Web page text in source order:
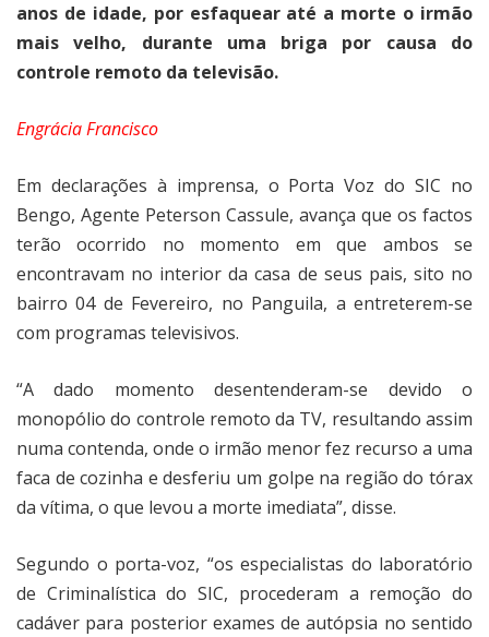
anos de idade, por esfaquear até a morte o irmão
mais velho, durante uma briga por causa do
controle remoto da televisão.
Engrácia Francisco
Em declarações à imprensa, o Porta Voz do SIC no
Bengo, Agente Peterson Cassule, avança que os factos
terão ocorrido no momento em que ambos se
encontravam no interior da casa de seus pais, sito no
bairro 04 de Fevereiro, no Panguila, a entreterem-se
com programas televisivos.
“A dado momento desentenderam-se devido o
monopólio do controle remoto da TV, resultando assim
numa contenda, onde o irmão menor fez recurso a uma
faca de cozinha e desferiu um golpe na região do tórax
da vítima, o que levou a morte imediata”, disse.
Segundo o porta-voz, “os especialistas do laboratório
de Criminalística do SIC, procederam a remoção do
cadáver para posterior exames de autópsia no sentido